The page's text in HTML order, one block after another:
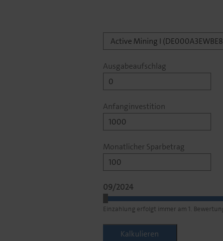
Ausgabeaufschlag
Anfanginvestition
Monatlicher Sparbetrag
09/2024
Einzahlung erfolgt immer am 1.
Kalkulieren